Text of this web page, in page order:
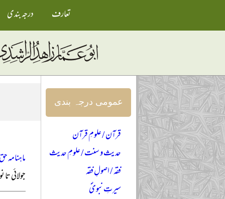
تعارف درجہ بندی
ماہنامہ
جولائی تا
عمومی درجہ بندی
قرآن / علومِ قرآن
حدیث و سنت / علومِ حدیث
فقہ / اصولِ فقہ
سیرتِ نبویؐ